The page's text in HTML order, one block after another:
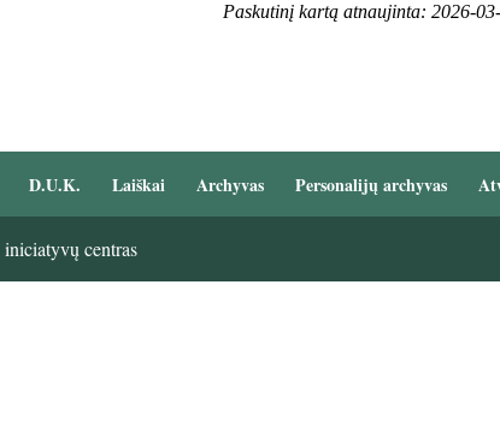
Paskutinį kartą atnaujinta: 2026-
D.U.K. Laiškai Archyvas Personalijų archyvas
centras